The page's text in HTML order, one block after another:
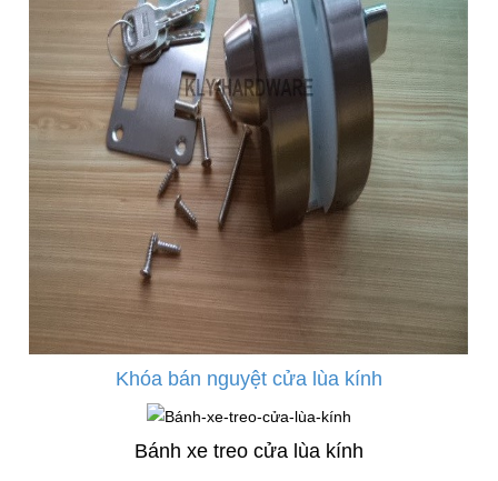
Khóa bán nguyệt cửa lùa kính
Bánh xe treo cửa lùa kính